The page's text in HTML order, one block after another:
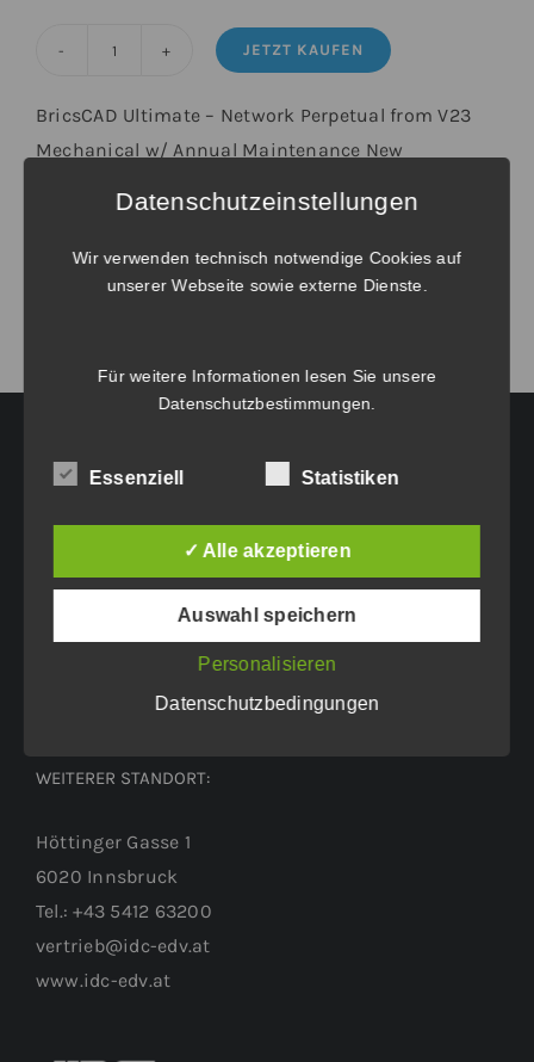
von
inkl.
Wartung
JETZT KAUFEN
BricsCAD Ultimate – Network Perpetual from V23
Mechanical w/ Annual Maintenance New
Weitere Informationen unterVerlängerungen und Wartungsverträge
HAUPTGESCHÄFTSSITZ:
6460 Imst
Tel.: +43 5412 63200
vertrieb@idc-edv.at
WEITERER STANDORT:
Höttinger Gasse 1
6020 Innsbruck
Tel.: +43 5412 63200
vertrieb@idc-edv.at
www.idc-edv.at
Datenschutzeinstellungen
Wir verwenden technisch notwendige Cookies auf
unserer Webseite sowie externe Dienste.
Für weitere Informationen lesen Sie unsere
Datenschutzbestimmungen
Essenziell Statistiken
✓ Alle akzeptieren
Auswahl speichern
Personalisieren
Datenschutzbedingungen